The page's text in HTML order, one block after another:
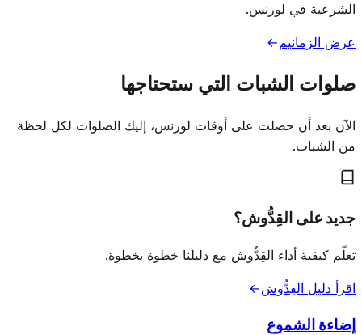
الشرعية في لورنس.
عرض الزمانيم→
صلوات الشبات التي ستحتاجها
الآن بعد أن حصلت على أوقات لورنس، إليك الصلوات لكل لحظة
من الشبات.
جديد على القِدُّوش؟
تعلّم كيفية أداء القِدُّوش مع دليلنا خطوة بخطوة.
اقرأ دليل القِدُّوش→
إضاءة الشموع